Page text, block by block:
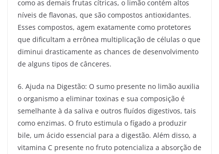
como as demais frutas cítricas, o limão contém altos
níveis de flavonas, que são compostos antioxidantes.
Esses compostos, agem exatamente como protetores
que dificultam a errônea multiplicação de células o que
diminui drasticamente as chances de desenvolvimento
de alguns tipos de cânceres.
6. Ajuda na Digestão: O sumo presente no limão auxilia
o organismo a eliminar toxinas e sua composição é
semelhante à da saliva e outros fluídos digestivos, tais
como enzimas. O fruto estimula o fígado a produzir
bile, um ácido essencial para a digestão. Além disso, a
vitamina C presente no fruto potencializa a absorção de